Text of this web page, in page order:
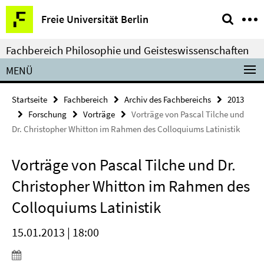
Springe
direkt
zu
Inhalt
Freie Universität Berlin
Service-
Navigation
Fachbereich Philosophie und Geisteswissenschaften
MENÜ
Startseite Fachbereich Archiv des Fachbereichs
2013
Forschung
Vorträge
Vorträge von Pascal Tilche und
Dr. Christopher Whitton im Rahmen des Colloquiums Latinistik
Vorträge von Pascal Tilche und Dr.
Christopher Whitton im Rahmen des
Colloquiums Latinistik
15.01.2013 | 18:00